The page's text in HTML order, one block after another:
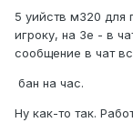
5 уийств м320 для
игроку, на 3е - в
сообщение в чат
бан на час.
Ну как-то так.